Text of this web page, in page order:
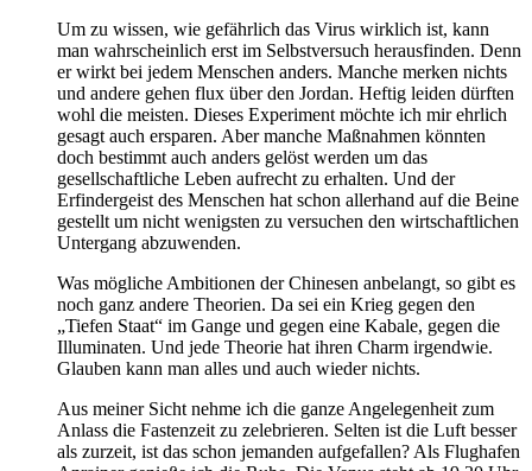
Um zu wissen, wie gefährlich das Virus wirklich ist, kann
man wahrscheinlich erst im Selbstversuch herausfinden. Denn
er wirkt bei jedem Menschen anders. Manche merken nichts
und andere gehen flux über den Jordan. Heftig leiden dürften
wohl die meisten. Dieses Experiment möchte ich mir ehrlich
gesagt auch ersparen. Aber manche Maßnahmen könnten
doch bestimmt auch anders gelöst werden um das
gesellschaftliche Leben aufrecht zu erhalten. Und der
Erfindergeist des Menschen hat schon allerhand auf die Beine
gestellt um nicht wenigsten zu versuchen den wirtschaftlichen
Untergang abzuwenden.
Was mögliche Ambitionen der Chinesen anbelangt, so gibt es
noch ganz andere Theorien. Da sei ein Krieg gegen den
„Tiefen Staat“ im Gange und gegen eine Kabale, gegen die
Illuminaten. Und jede Theorie hat ihren Charm irgendwie.
Glauben kann man alles und auch wieder nichts.
Aus meiner Sicht nehme ich die ganze Angelegenheit zum
Anlass die Fastenzeit zu zelebrieren. Selten ist die Luft besser
als zurzeit, ist das schon jemanden aufgefallen? Als Flughafen